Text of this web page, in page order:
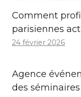
Comment
parisiennes
24 février 2026
Agence
des